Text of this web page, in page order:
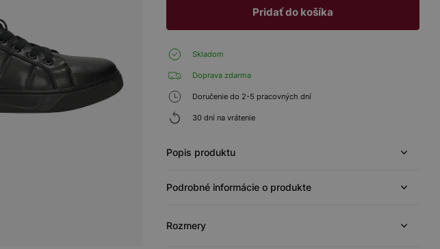
Pridať do košíka
Skladom
Doprava zdarma
Doručenie do 2-5 pracovných dní
30 dní na vrátenie
Popis produktu
Podrobné informácie o produkte
Rozmery